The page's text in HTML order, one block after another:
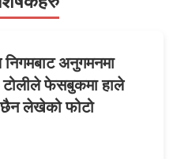
अनुगमनमा
टोलीले फेसबुकमा हाले
छैन लेखेको फोटो